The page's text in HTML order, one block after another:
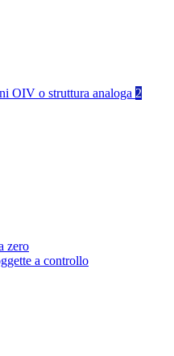
OIV o struttura analoga 2
zero
a controllo